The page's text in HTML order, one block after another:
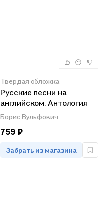
Твердая обложка
Русские песни на
английском. Антология
романсов, песен о
Великой Отечественной
войне и избранной
лирики с параллельным
переводом Бориса
Борис Вульфович
759 ₽
Забрать из магазина